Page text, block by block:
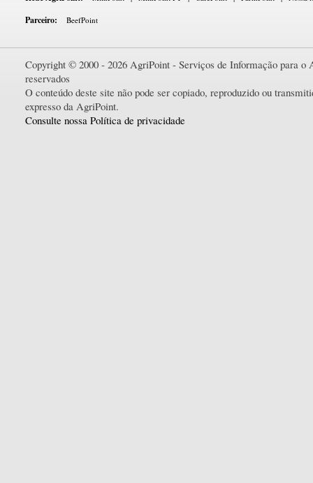
Parceiro: BeefPoint
Copyright © 2000 - 2026 AgriPoint - Serviços de Informação para o
reservados
O conteúdo deste site não pode ser copiado, reproduzido ou
expresso da AgriPoint.
Consulte nossa Política de privacidade